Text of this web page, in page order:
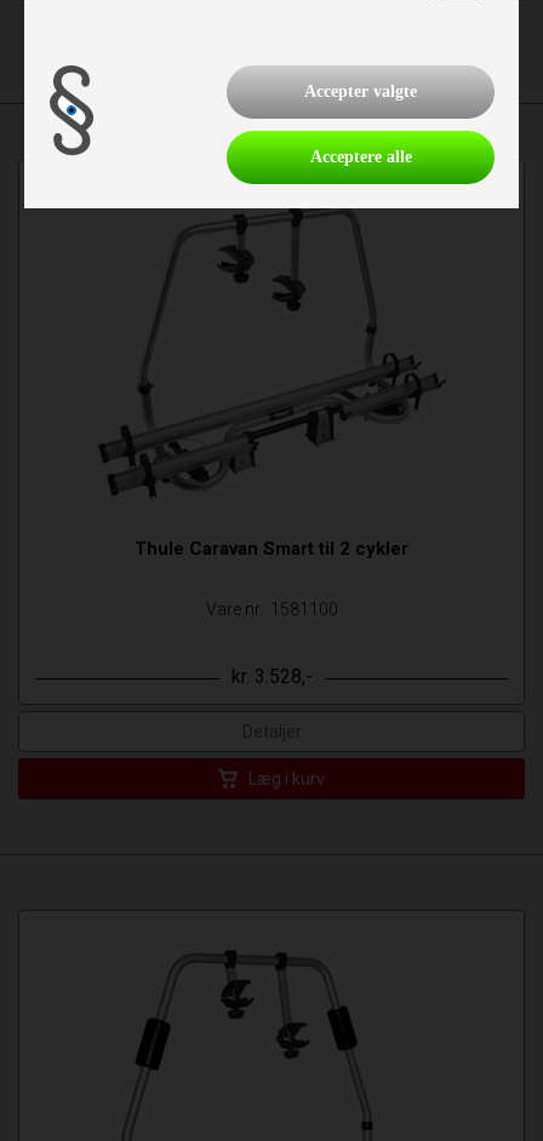
Thule Caravan Smart til 2 cykler
Vare nr.: 1581100
kr. 3.528,-
Detaljer
Læg i kurv
Accepter valgte
Acceptere alle